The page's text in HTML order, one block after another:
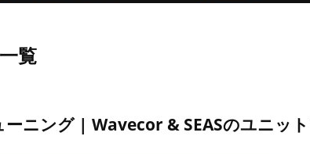
覧
ーニング | Wavecor & SEASのユニッ